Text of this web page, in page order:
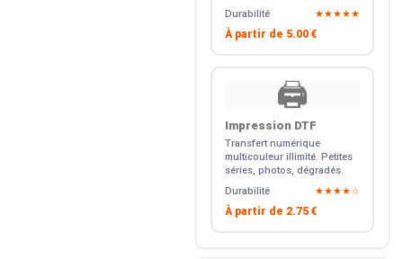
Durabilité
★★★★★
À partir de 5.00 €
🖨️
Impression DTF
Transfert numérique
multicouleur illimité. Petites
séries, photos, dégradés.
Durabilité
★★★★☆
À partir de 2.75 €